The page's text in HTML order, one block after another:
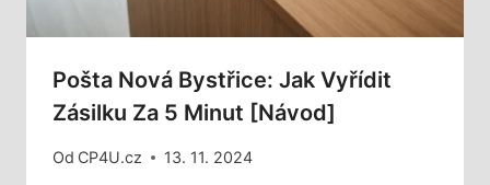
Pošta Nová Bystřice: Jak Vyřídit
Zásilku Za 5 Minut [Návod]
Od CP4U.cz 13. 11. 2024